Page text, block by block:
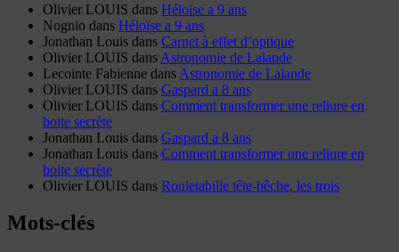
Olivier LOUIS dans Héloïse a 9 ans
Nognio dans Héloïse a 9 ans
Jonathan Louis dans Carnet à effet d’optique
Olivier LOUIS dans Astronomie de Lalande
Lecointe Fabienne dans Astronomie de Lalande
Olivier LOUIS dans Gaspard a 8 ans
Olivier LOUIS dans Comment transformer une reliure en
boite secrète
Jonathan Louis dans Gaspard a 8 ans
Jonathan Louis dans Comment transformer une reliure en
boite secrète
Olivier LOUIS dans Rouletabille tête-bêche, les trois
Mots-clés